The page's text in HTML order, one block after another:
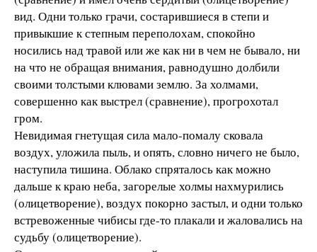
вид. Одни только грачи, состарившиеся в степи и
привыкшие к степным переполохам, спокойно
носились над травой или же как ни в чем не бывало, ни
на что не обращая внимания, равнодушно долбили
своими толстыми клювами землю. За холмами,
совершенно как выстрел (сравнение), прогрохотал
гром.
Невидимая гнетущая сила мало-помалу сковала
воздух, уложила пыль, и опять, словно ничего не было,
наступила тишина. Облако спряталось как можно
дальше к краю неба, загорелые холмы нахмурились
(олицетворение), воздух покорно застыл, и одни только
встревоженные чибисы где-то плакали и жаловались на
судьбу (олицетворение).